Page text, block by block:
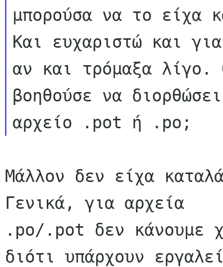
μπορούσα να το είχα
Και ευχαριστώ και
αν και τρόμαξα λίγο.
βοηθούσε να
Μάλλον δεν είχα
Γενικά, για αρχεία
.po/.pot δεν κάνουμε
διότι υπάρχουν